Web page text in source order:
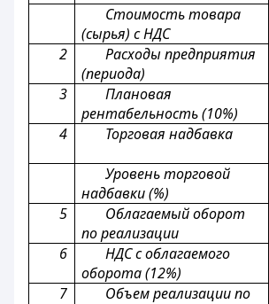
Стоимость товара
(сырья) с НДС
2
Расходы предприятия
(периода)
3
Плановая
рентабельность (10%)
4
Торговая надбавка
Уровень торговой
надбавки (%)
5
Облагаемый оборот
по реализации
6
НДС с облагаемого
оборота (12%)
7
Объем реализации по